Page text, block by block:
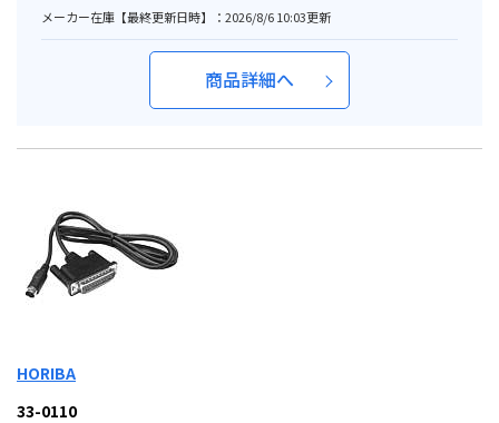
メーカー在庫【最終更新日時】：2026/8/6 10:03更新
商品詳細へ
HORIBA
33-0110